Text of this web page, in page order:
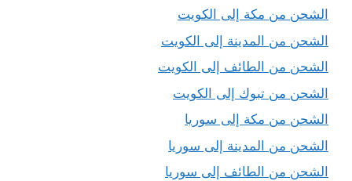
الشحن من مكة إلى الكويت
الشحن من المدينة إلى الكويت
الشحن من الطائف إلى الكويت
الشحن من تبوك إلى الكويت
الشحن من مكة إلى سوريا
الشحن من المدينة إلى سوريا
الشحن من الطائف إلى سوريا